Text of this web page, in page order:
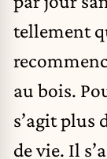
tellement
au bois.
s’agit plus
de vie. Il